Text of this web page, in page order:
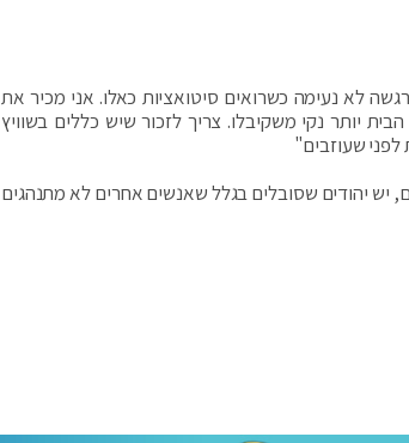
לא נעימה כשרואים סיטואציות כאלו. אני מכיר את
יותר נקי משקיבלו. צריך לזכור שיש כללים בשוויץ
שעוזבים"
יש יהודים שסובלים בגלל שאנשים אחרים לא מתנהגים